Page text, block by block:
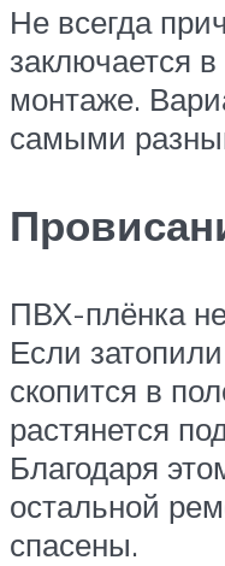
Не всегда
заключается
монтаже.
самыми
ПВХ-плёнка не
Если
скопится в
растянется
Благодаря
остальной
спасены.